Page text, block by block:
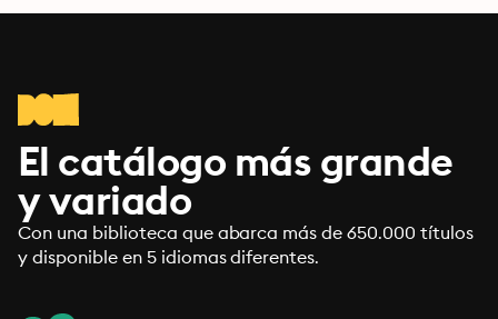
El catálogo más grande
y variado
Con una biblioteca que abarca más de 650.000 títulos
y disponible en 5 idiomas diferentes.